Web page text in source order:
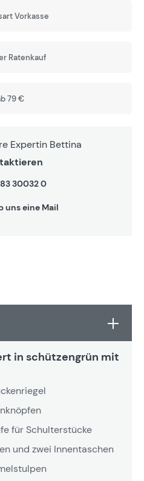
Vorkasse
Ratenkauf
79 €
Expertin Bettina
30032 0
uns eine Mail
in schützengrün mit
für Schulterstücke
und zwei Innentaschen